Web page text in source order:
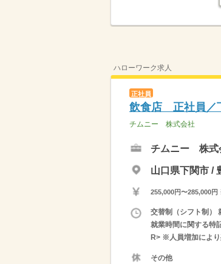
ハローワーク求人
正社員
飲食店 正社員／
チムニー 株式会社
チムニー 株式
山口県下関市 /
255,000円〜285,000
交替制（シフト制）
就業時間に関する特
R> ※人員増加により
その他